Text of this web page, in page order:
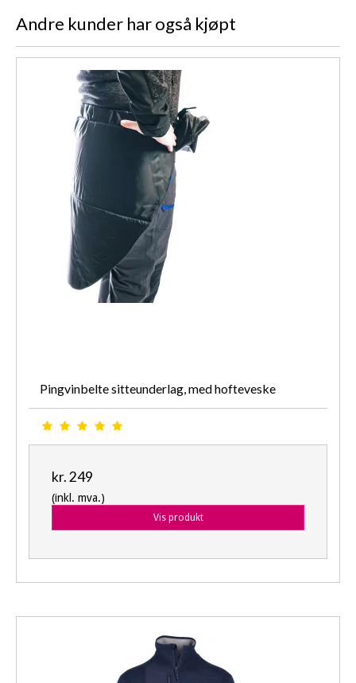
Andre kunder har også kjøpt
Pingvinbelte sitteunderlag, med hofteveske
kr. 249
(inkl. mva.)
Vis produkt